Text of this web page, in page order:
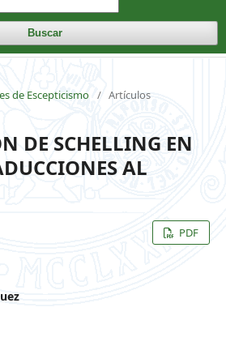
Buscar
de Escepticismo / Artículos
DE SCHELLING EN
AL
PDF